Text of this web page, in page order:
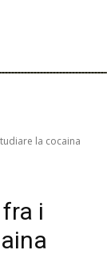
la cocaina
i